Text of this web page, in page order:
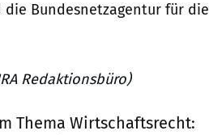
Bundesnetzagentur für die
Redaktionsbüro)
Thema Wirtschaftsrecht: